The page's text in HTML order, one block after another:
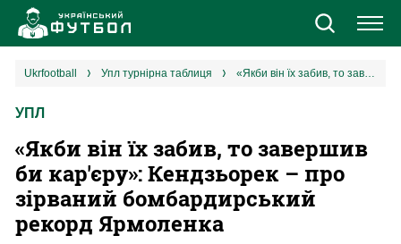
Новини
Єврокубки
УПЛ
ukrfootball упл турнірна таблиця «Якби він їх забив, то завершив би кар'єру»: Кендзьорек – про зірваний бомбардирський рекорд Ярмоленка
УПЛ
«Якби він їх забив, то завершив
би кар'єру»: Кендзьорек – про
зірваний бомбардирський
рекорд Ярмоленка